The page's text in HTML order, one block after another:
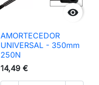

AMORTECEDOR
UNIVERSAL - 350mm
250N
14,49 €